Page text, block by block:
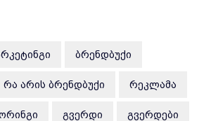
ᲑᲠᲔᲜᲓᲑᲣᲥᲘ
ᲠᲐ ᲐᲠᲘᲡ ᲑᲠᲔᲜᲓᲑᲣᲥᲘ ᲠᲔᲙᲚᲐᲛᲐ
ᲒᲕᲔᲠᲓᲘ ᲒᲕᲔᲠᲓᲔᲑᲘ